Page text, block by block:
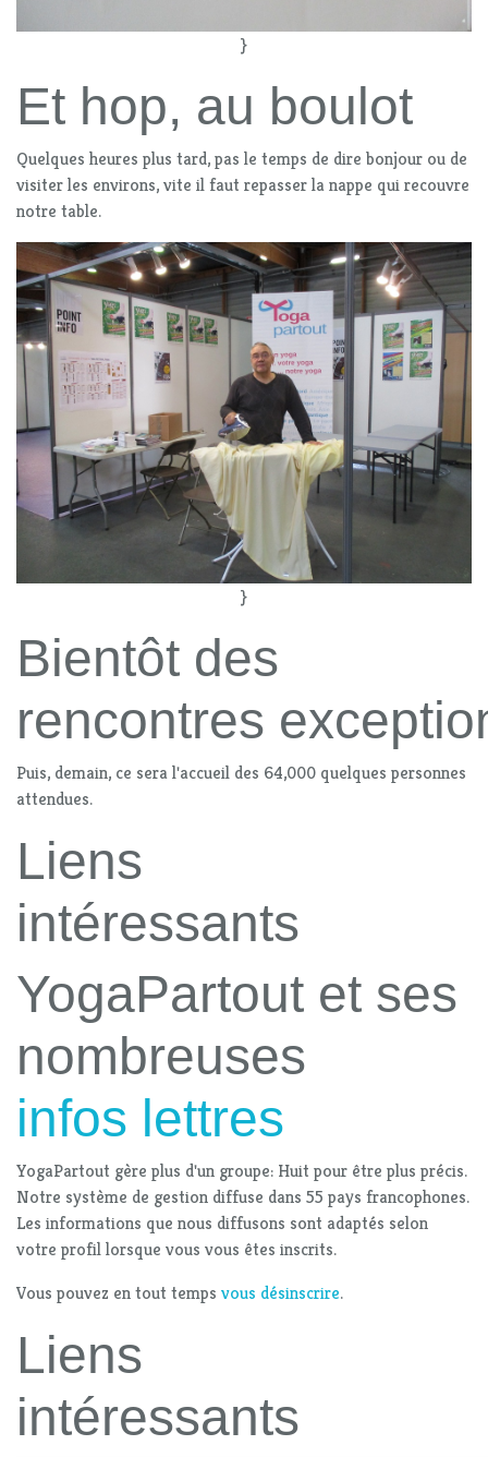
}
Et hop, au boulot
Quelques heures plus tard, pas le temps de dire bonjour ou de
visiter les environs, vite il faut repasser la nappe qui recouvre
notre table.
}
Bientôt des
rencontres
Puis, demain, ce sera l'accueil des 64,000 quelques personnes
attendues.
Liens
intéressants
YogaPartout et ses
nombreuses
infos lettres
YogaPartout gère plus d'un groupe: Huit pour être plus précis.
Notre système de gestion diffuse dans 55 pays francophones.
Les informations que nous diffusons sont adaptés selon
votre profil lorsque vous vous êtes inscrits.
Vous pouvez en tout temps vous désinscrire.
Liens
intéressants